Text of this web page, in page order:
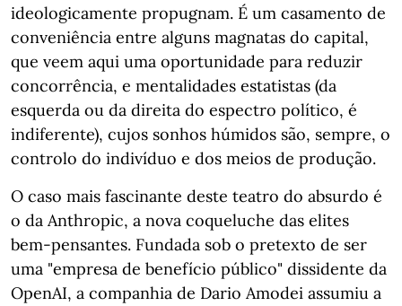
ideologicamente propugnam. É um casamento de
conveniência entre alguns magnatas do capital,
que veem aqui uma oportunidade para reduzir
concorrência, e mentalidades estatistas (da
esquerda ou da direita do espectro político, é
indiferente), cujos sonhos húmidos são, sempre, o
controlo do indivíduo e dos meios de produção.
O caso mais fascinante deste teatro do absurdo é
o da Anthropic, a nova coqueluche das elites
bem-pensantes. Fundada sob o pretexto de ser
uma "empresa de benefício público" dissidente da
OpenAI, a companhia de Dario Amodei assumiu a